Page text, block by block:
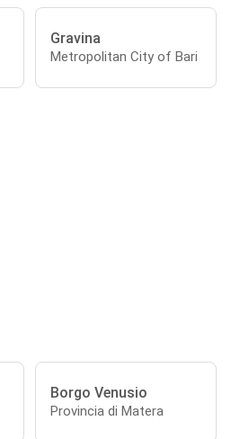
Gravina
Metropolitan City of Bari
Borgo Venusio
Provincia di Matera